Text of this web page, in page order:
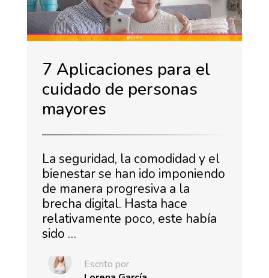
7 Aplicaciones para el
cuidado de personas
mayores
La seguridad, la comodidad y el
bienestar se han ido imponiendo
de manera progresiva a la
brecha digital. Hasta hace
relativamente poco, este había
sido …
Escrito por